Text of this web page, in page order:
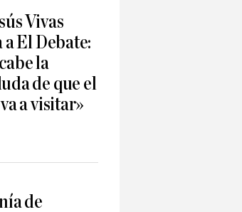
Vivas
a El Debate:
la
de que el
a visitar»
de